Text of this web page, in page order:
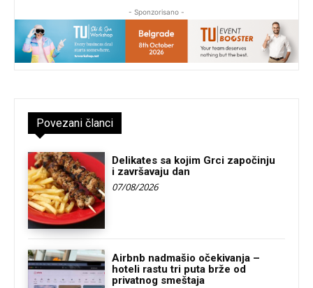
- Sponzorisano -
Povezani članci
Delikates sa kojim Grci započinju
i završavaju dan
07/08/2026
Airbnb nadmašio očekivanja –
hoteli rastu tri puta brže od
privatnog smeštaja